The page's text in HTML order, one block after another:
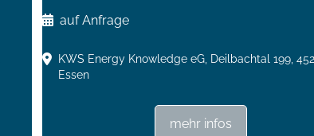
auf Anfrage
KWS Energy Knowledge eG, Deilbachtal 199,
Essen
mehr infos